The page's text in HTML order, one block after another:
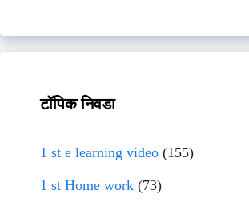
टॉपिक निवडा
1 st e learning video (155)
1 st Home work (73)